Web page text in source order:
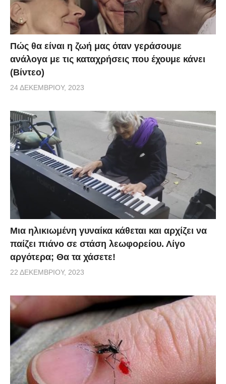
Πώς θα είναι η ζωή μας όταν γεράσουμε
ανάλογα με τις καταχρήσεις που έχουμε κάνει
(Βίντεο)
24 ΔΕΚΕΜΒΡΊΟΥ, 2023
Μια ηλικιωμένη γυναίκα κάθεται και αρχίζει να
παίζει πιάνο σε στάση λεωφορείου. Λίγο
αργότερα; Θα τα χάσετε!
22 ΔΕΚΕΜΒΡΊΟΥ, 2023